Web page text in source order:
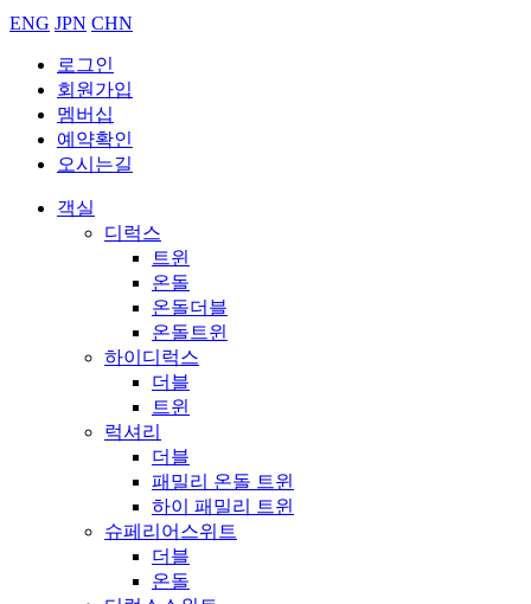
ENG JPN CHN
로그인
회원가입
멤버십
예약확인
오시는길
객실
디럭스
트윈
온돌
온돌더블
온돌트윈
하이디럭스
더블
트윈
럭셔리
더블
패밀리 온돌 트윈
하이 패밀리 트윈
슈페리어스위트
더블
온돌